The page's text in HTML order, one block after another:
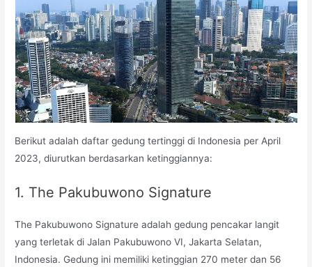
Berikut adalah daftar gedung tertinggi di Indonesia per April
2023, diurutkan berdasarkan ketinggiannya:
1. The Pakubuwono Signature
The Pakubuwono Signature adalah gedung pencakar langit
yang terletak di Jalan Pakubuwono VI, Jakarta Selatan,
Indonesia. Gedung ini memiliki ketinggian 270 meter dan 56